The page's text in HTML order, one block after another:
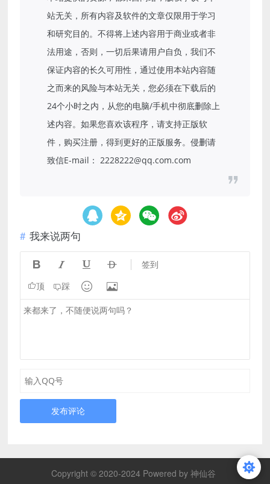
站无关，所有内容及软件的文章仅限用于学习
和研究目的。不得将上述内容用于商业或者非
法用途，否则，一切后果请用户自负，我们不
保证内容的长久可用性，通过使用本站内容随
之而来的风险与本站无关，您必须在下载后的
24个小时之内，从您的电脑/手机中彻底删除上
述内容。如果您喜欢该程序，请支持正版软
件，购买注册，得到更好的正版服务。侵删请
致信E-mail： 2228222@qq.com.com
我来说两句
    签到
顶 踩  
发布评论
Copyright © 2020-2024 Powered by 神仙谷